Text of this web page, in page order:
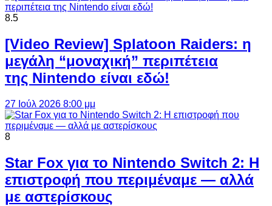
8.5
[Video Review] Splatoon Raiders: η
μεγάλη “μοναχική” περιπέτεια
της Nintendo είναι εδώ!
27 Ιούλ 2026 8:00 μμ
8
Star Fox για το Nintendo Switch 2: Η
επιστροφή που περιμέναμε — αλλά
με αστερίσκους